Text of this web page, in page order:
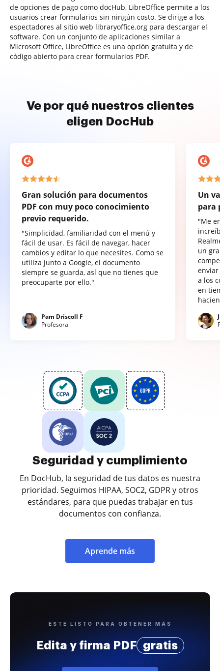
de opciones de pago como docHub, LibreOffice permite a los
usuarios crear formularios sin ningún costo. Se dirige a los
espectadores al sitio web libraryoffice.org para descargar el
software. Con un conjunto de aplicaciones similar a
Microsoft Office, LibreOffice es una opción gratuita y de
código abierto para crear formularios PDF.
Ve por qué nuestros clientes
eligen DocHub
Gran solución para documentos
PDF con muy poco conocimiento
previo requerido.
"Simplicidad, familiaridad con el menú y
fácil de usar. Es fácil de navegar, hacer
cambios y editar lo que necesites. Como se
utiliza junto a Google, el documento
siempre se guarda, así que no tienes que
preocuparte por ello."
Pam Driscoll F
Profesora
Un
para
"Me
un
a los
en
Seguridad y cumplimiento
En DocHub, la seguridad de tus datos es nuestra
prioridad. Seguimos HIPAA, SOC2, GDPR y otros
estándares, para que puedas trabajar en tus
documentos con confianza.
Aprende más
ESTÉ LISTO PARA OBTENER MÁS
Edita y firma PDF gratis